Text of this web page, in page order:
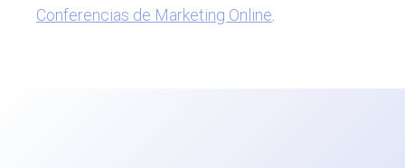
Conferencias de Marketing Online